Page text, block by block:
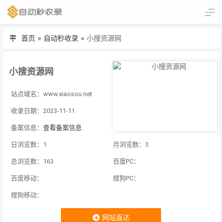
首页 » 自动秒收录 » 小搜资源网
小搜资源网
站点域名：www.xiaosou.net
收录日期：2023-11-11
备案信息： 查看备案信息
日浏览数：1 月浏览数：3
总浏览数：163 百度PC：
百度移动： 搜狗PC：
搜狗移动：
网站直达